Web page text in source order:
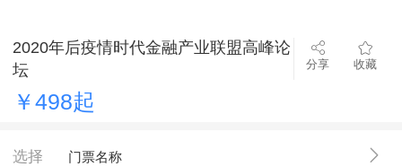
2020年后疫情时代金融产业联盟高峰论
坛
分享 收藏
￥498起
选择 门票名称